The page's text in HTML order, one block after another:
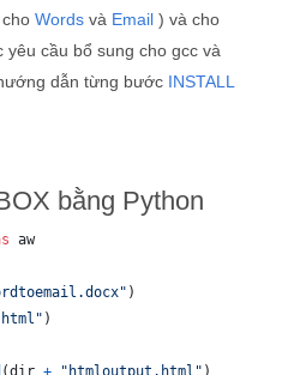
Words và Email ) và cho
yêu cầu bổ sung cho gcc và
dẫn từng bước INSTALL
bằng Python
aw
)
)
(dir + "htmloutput.html" )